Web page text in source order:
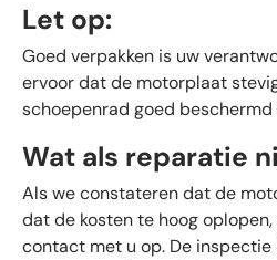
Let op:
Goed verpakken is uw
ervoor dat de motorplaat
schoepenrad goed beschermd
Wat als reparatie
Als we constateren dat de
dat de kosten te hoog
contact met u op. De